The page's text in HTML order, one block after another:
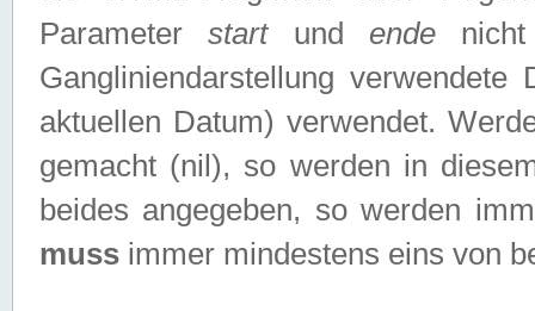
Parameterstartund endenicht
Gangliniendarstellung
aktuellen Datum) verwendet.
gemacht (nil), so werden in
beides angegeben, so werden
muss immer mindestens eins von